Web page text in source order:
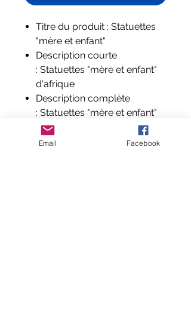
Titre du produit : Statuettes
"mère et enfant"
Description courte
: Statuettes "mère et enfant"
d'afrique
Description complète
: Statuettes "mère et enfant"
d'afrique
Composition et labels : Résine
Email Facebook